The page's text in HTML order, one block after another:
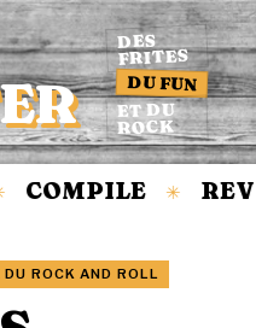
DES
FRITES
DU FUN
ET DU
ROCK
COMPILE ✳
ROCK AND ROLL